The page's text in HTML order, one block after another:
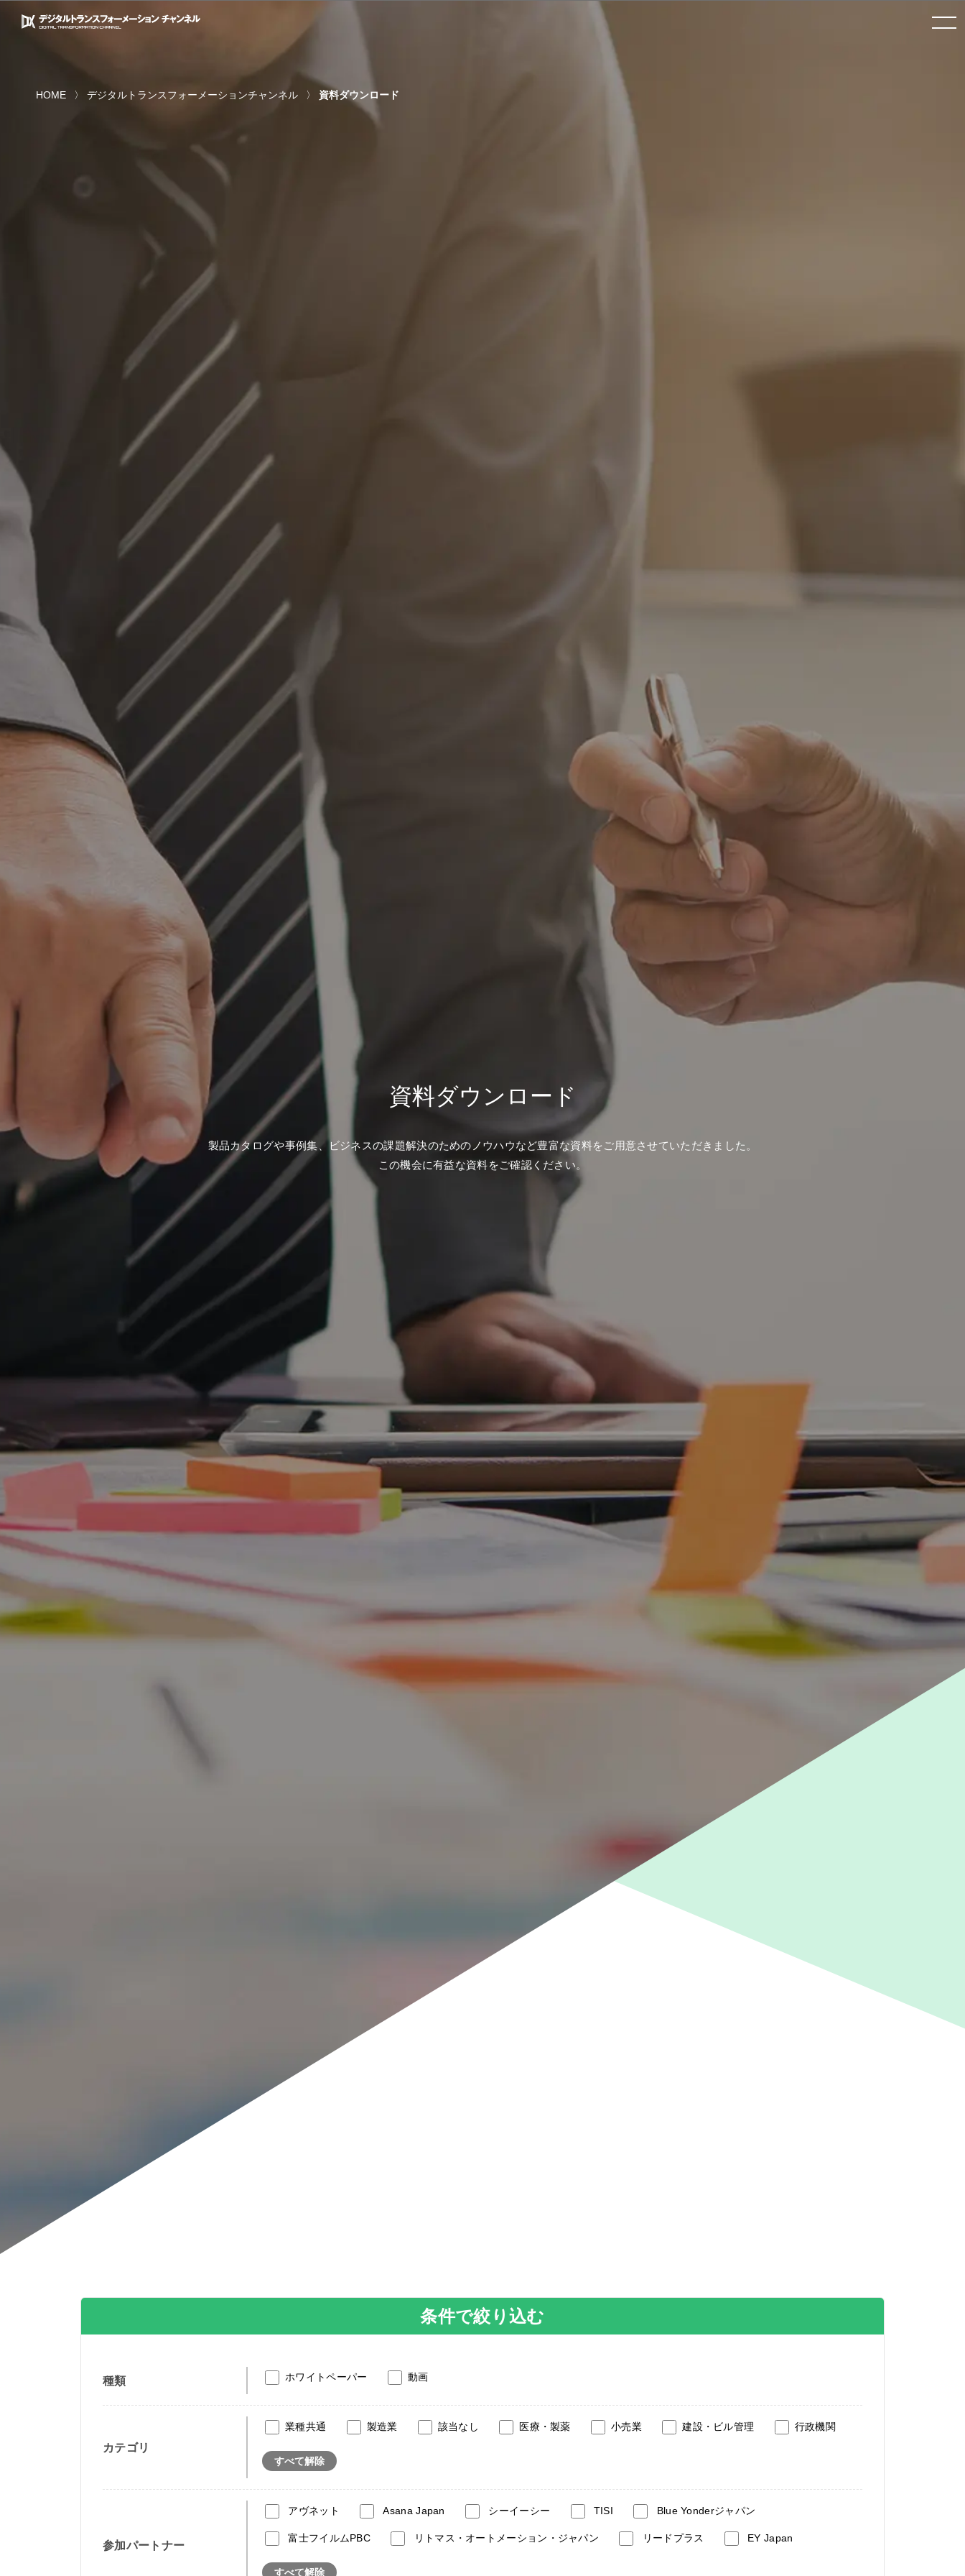
toggle
navigation
HOME デジタルトランスフォーメーションチャンネル 資料ダウンロード
資料ダウンロード
製品カタログや事例集、ビジネスの課題解決のためのノウハウなど豊富な資料をご用意させていただきました。
この機会に有益な資料をご確認ください。
条件で絞り込む
種類 ホワイトペーパー 動画
カテゴリ
業種共通 製造業 該当なし 医療・製薬 小売業 建設・ビル管理 行政機関
すべて解除
参加パートナー
アヴネット Asana Japan シーイーシー TISI Blue Yonderジャパン
富士フイルムPBC リトマス・オートメーション・ジャパン リードプラス EY Japan
すべて解除